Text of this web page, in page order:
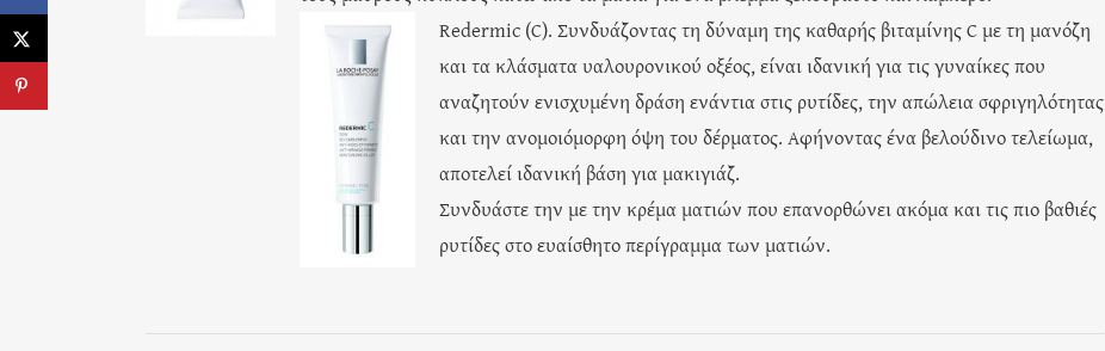
Redermic (C). Συνδυάζοντας τη δύναμη της καθαρής βιταμίνης C με τη μανόζη
και τα κλάσματα υαλουρονικού οξέος, είναι ιδανική για τις γυναίκες που
αναζητούν ενισχυμένη δράση ενάντια στις ρυτίδες, την απώλεια σφριγηλότητας
και την ανομοιόμορφη όψη του δέρματος. Αφήνοντας ένα βελούδινο τελείωμα,
αποτελεί ιδανική βάση για μακιγιάζ.
Συνδυάστε την με την κρέμα ματιών που επανορθώνει ακόμα και τις πιο βαθιές
ρυτίδες στο ευαίσθητο περίγραμμα των ματιών.